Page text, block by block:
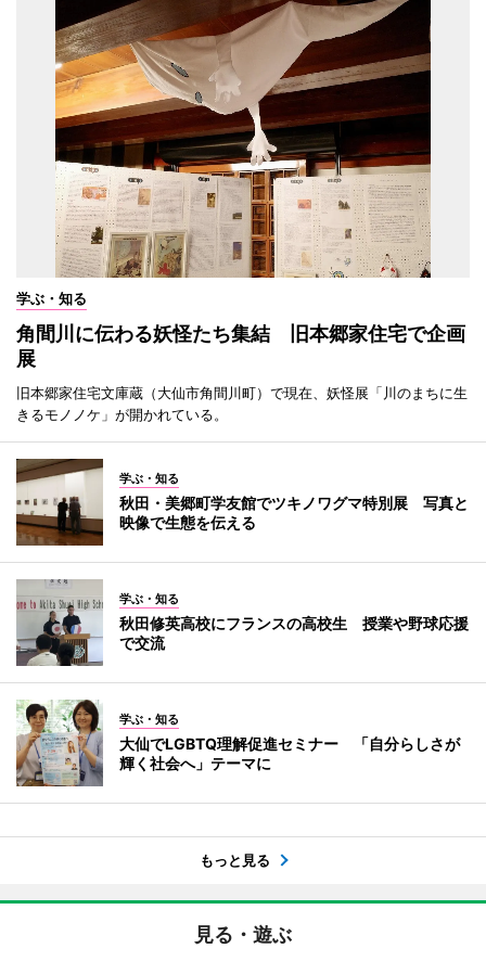
学ぶ・知る
角間川に伝わる妖怪たち集結 旧本郷家住宅で企画
展
旧本郷家住宅文庫蔵（大仙市角間川町）で現在、妖怪展「川のまちに生
きるモノノケ」が開かれている。
学ぶ・知る
秋田・美郷町学友館でツキノワグマ特別展 写真と
映像で生態を伝える
学ぶ・知る
秋田修英高校にフランスの高校生 授業や野球応援
で交流
学ぶ・知る
大仙でLGBTQ理解促進セミナー 「自分らしさが
輝く社会へ」テーマに
もっと見る
見る・遊ぶ